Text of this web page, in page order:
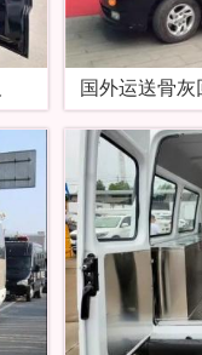
国外运送骨